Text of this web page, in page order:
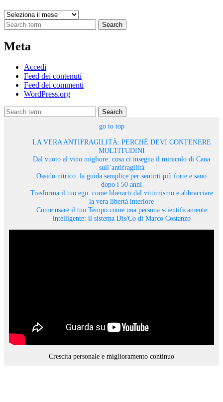
Archivi
Search
Meta
Accedi
Feed dei contenuti
Feed dei commenti
WordPress.org
Search
go to top
LA VERA ANTIFRAGILITÀ: PERCHÉ DEVI CONTENERE
MOLTITUDINI
Dal vuoto al vino migliore: cosa ci insegna il miracolo di Cana
sull’antifragilità
Ossido nitrico: la guida semplice per sentirti più forte e sano
dopo i 50 anni
Trasforma il tuo ego: come liberarti dal vittimismo e abbracciare
la vera libertà interiore
Come usare il tuo Tempo come una persona scientificamente
intelligente: il sistema Dis/Co di Marco Costanzo
Crescita personale e miglioramento continuo